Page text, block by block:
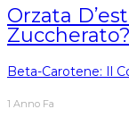
Orzata
Zuccherato?
Beta-Carotene: Il
1 Anno Fa